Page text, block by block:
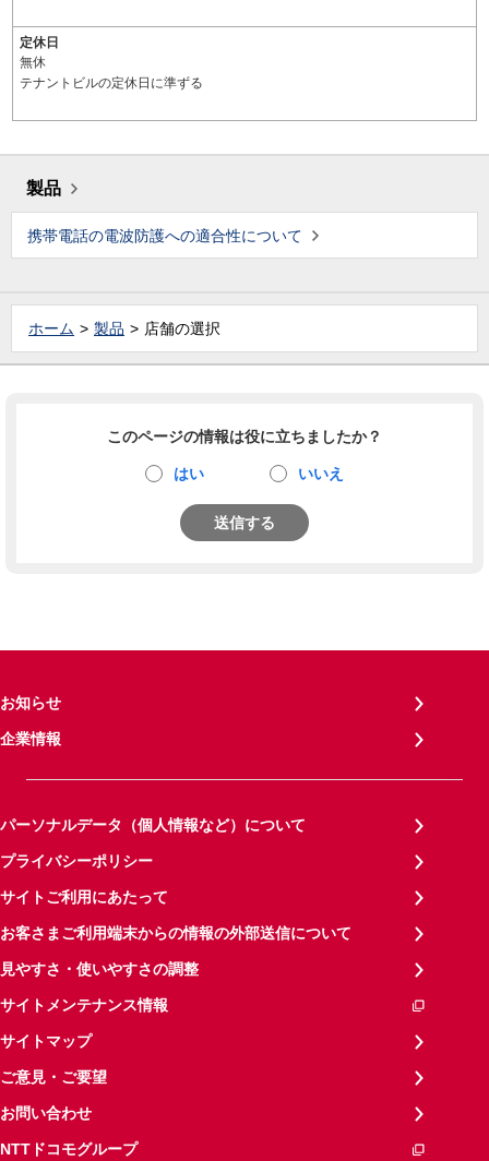
定休日
無休
テナントビルの定休日に準ずる
製品
携帯電話の電波防護への適合性について
ホーム 製品 店舗の選択
このページの情報は役に立ちましたか？
はい いいえ
送信する
お知らせ
企業情報
パーソナルデータ（個人情報など）について
プライバシーポリシー
サイトご利用にあたって
お客さまご利用端末からの情報の外部送信について
見やすさ・使いやすさの調整
サイトメンテナンス情報
サイトマップ
ご意見・ご要望
お問い合わせ
NTTドコモグループ